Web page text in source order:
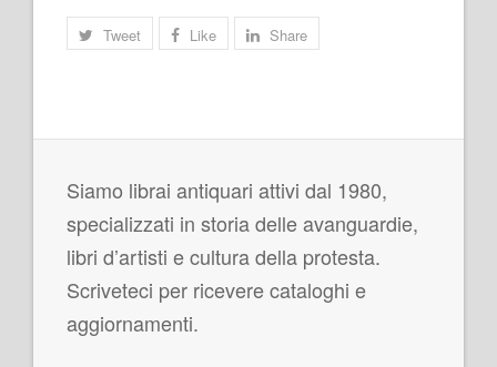
Tweet Like Share
Siamo librai antiquari attivi dal 1980,
specializzati in storia delle avanguardie,
libri d’artisti e cultura della protesta.
Scriveteci per ricevere cataloghi e
aggiornamenti.